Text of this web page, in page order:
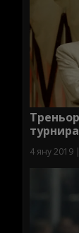
4 яну 2019